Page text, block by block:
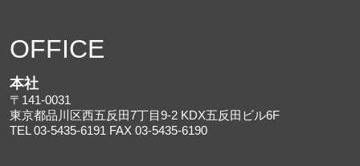
OFFICE
本社
〒141-0031
東京都品川区西五反田7丁目9-2 KDX五反田ビル6F
TEL 03-5435-6191 FAX 03-5435-6190